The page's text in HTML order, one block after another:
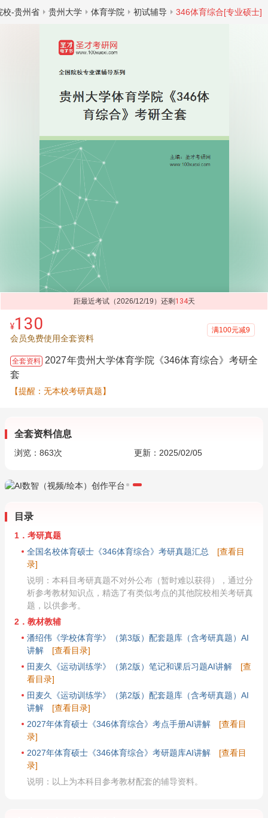
校-贵州省 贵州大学 体育学院 初试辅导 346体育综合[专业硕士]
距最近考试（2026/12/19）还剩 134天
¥130
会员免费使用全套资料
满100元减9
全套资料 2027年贵州大学体育学院《346体育综合》考研全
套
【提醒：无本校考研真题】
全套资料信息
浏览： 863次 更新：2025/02/05
目录
1．考研真题
全国名校体育硕士《346体育综合》考研真题汇总
[查看目
录]
说明：本科目考研真题不对外公布（暂时难以获得），通过分
析参考教材知识点，精选了有类似考点的其他院校相关考研真
题，以供参考。
2．教材教辅
潘绍伟《学校体育学》（第3版）配套题库（含考研真题）AI
讲解
[查看目录]
田麦久《运动训练学》（第2版）笔记和课后习题AI讲解
[查
看目录]
田麦久《运动训练学》（第2版）配套题库（含考研真题）AI
讲解
[查看目录]
2027年体育硕士《346体育综合》考点手册AI讲解
[查看目
录]
2027年体育硕士《346体育综合》考研题库AI讲解
[查看目
录]
说明：以上为本科目参考教材配套的辅导资料。